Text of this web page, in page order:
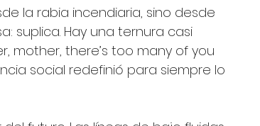
la rabia incendiaria, sino desde
suplica. Hay una ternura casi
mother, there’s too many of you
social redefinió para siempre lo